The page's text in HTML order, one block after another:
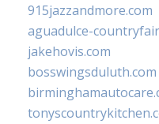
915jazzandmore.com
aguadulce-
jakehovis.com
bosswingsduluth.com